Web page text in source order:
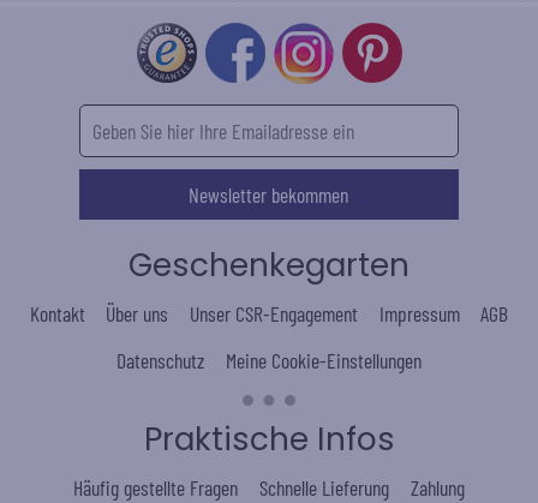
Newsletter bekommen
Geschenkegarten
Kontakt Über uns Unser CSR-Engagement Impressum
AGB
Datenschutz
Meine Cookie-Einstellungen
Praktische Infos
Häufig gestellte Fragen Schnelle Lieferung
Zahlung